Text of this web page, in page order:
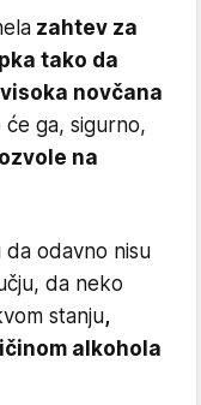
zahtev za
tako da
novčana
će ga, sigurno,
na
da odavno nisu
da neko
stanju,
alkohola